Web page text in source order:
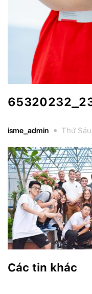
isme_admin Thứ
Các tin khác